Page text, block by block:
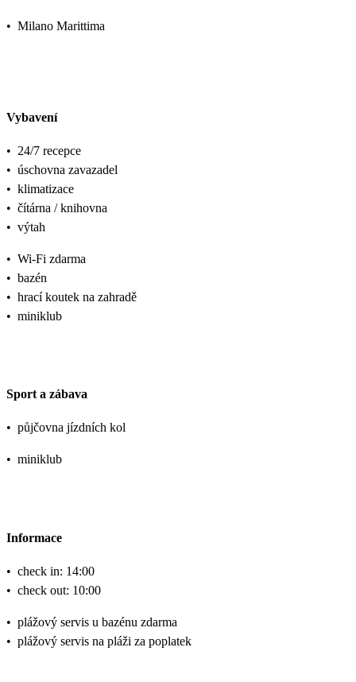
• Milano Marittima
Vybavení
• 24/7 recepce
• úschovna zavazadel
• klimatizace
• čítárna / knihovna
• výtah
• Wi-Fi zdarma
• bazén
• hrací koutek na zahradě
• miniklub
Sport a zábava
• půjčovna jízdních kol
• miniklub
Informace
• check in: 14:00
• check out: 10:00
• plážový servis u bazénu zdarma
• plážový servis na pláži za poplatek